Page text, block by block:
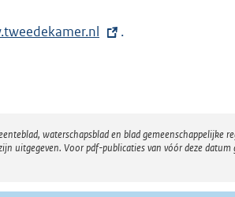
.
waterschapsblad en blad gemeenschappelijke
uitgegeven. Voor pdf-publicaties van vóór deze